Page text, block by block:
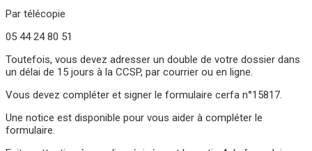
Par télécopie
05 44 24 80 51
Toutefois, vous devez adresser un double de votre dossier dans
un délai de 15 jours à la CCSP, par courrier ou en ligne.
Vous devez compléter et signer le formulaire cerfa n°15817.
Une notice est disponible pour vous aider à compléter le
formulaire.